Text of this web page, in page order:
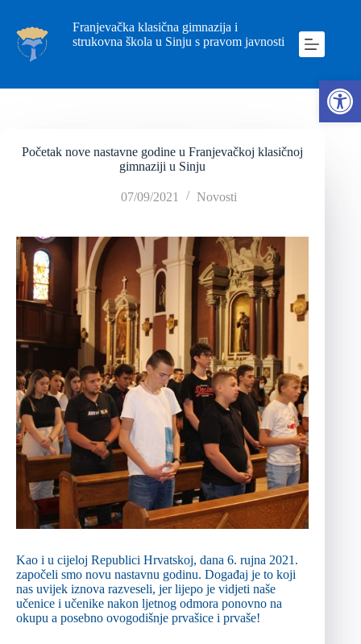
Franjevačka klasična gimnazija i
strukovna škola u Sinju s pravom javnosti
Početak nove nastavne godine u Franjevačkoj klasičnoj
gimnaziji u Sinju
07/09/2021 Novosti
Kao i u cijeloj Republici Hrvatskoj, dana 6. rujna 2021.
započeli smo novu nastavnu godinu. Događaj je to koji
nas uvijek iznova razveseli, jer lijepo je vidjeti naše
učenice i učenike nakon ljetnog odmora ponovno na
okupu a posebno ovogodišnje prvašice i prvaše!